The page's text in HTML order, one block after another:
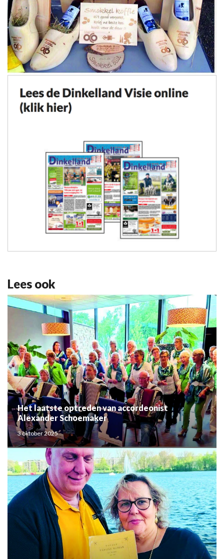
Lees ook
Het laatste optreden van accordeonist
Alexander Schoemaker
3 oktober 2025